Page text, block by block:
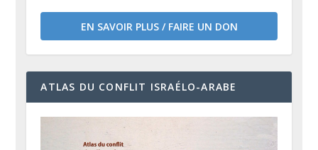
EN SAVOIR PLUS / FAIRE UN DON
ATLAS DU CONFLIT ISRAÉLO-ARABE